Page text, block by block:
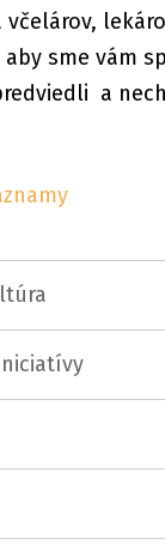
včelárov,
sme vám
a